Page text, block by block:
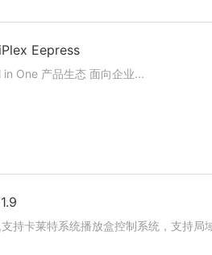
Eepress
One 产品生态 面向企业...
持卡莱特系统播放盒控制系统，支持局